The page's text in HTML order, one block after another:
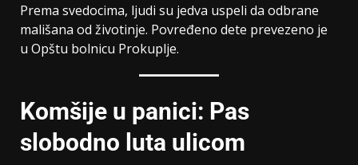
Prema svedocima, ljudi su jedva uspeli da odbrane
mališana od životinje. Povređeno dete prevezeno je
u Opštu bolnicu Prokuplje.
Komšije u panici: Pas
slobodno luta ulicom